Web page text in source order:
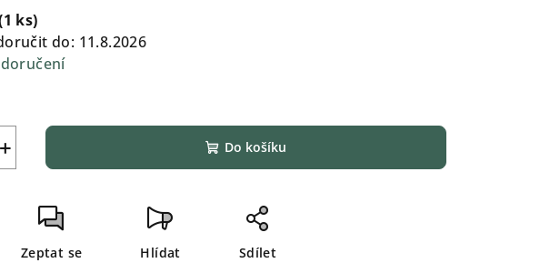
1 ks)
do: 11.8.2026
+ Do košíku
Zeptat se Hlídat Sdílet